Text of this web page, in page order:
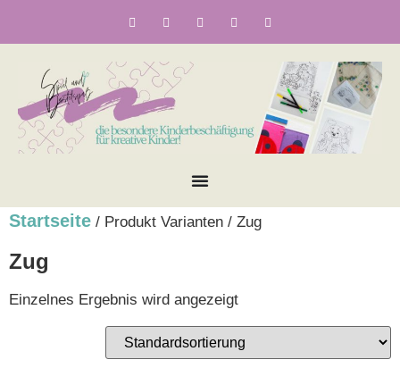
Startseite / Produkt Varianten / Zug
Zug
Einzelnes Ergebnis wird angezeigt